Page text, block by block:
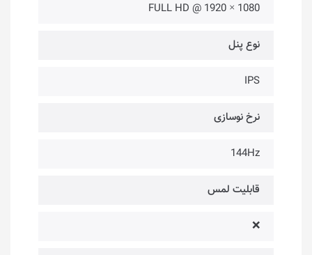
1080 × 1920 @ FULL HD
نوع پنل
IPS
نرخ نوسازی
144Hz
قابلیت لمس
❌